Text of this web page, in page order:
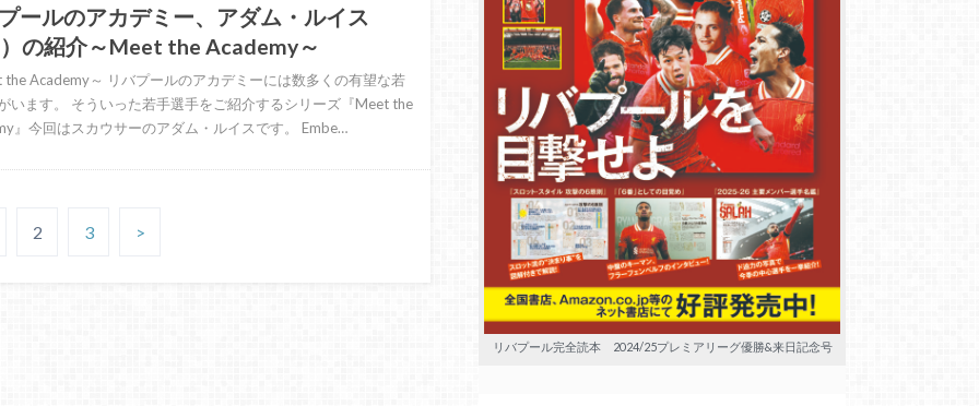
ールのアカデミー、アダム・ルイス
の紹介～Meet the Academy～
the Academy～ リバプールのアカデミーには数多くの有望な若
います。 そういった若手選手をご紹介するシリーズ『Meet the
』今回はスカウサーのアダム・ルイスです。 Embe…
2 3 >
リバプール完全読本 2024/25プレミアリーグ優勝&来日記念号